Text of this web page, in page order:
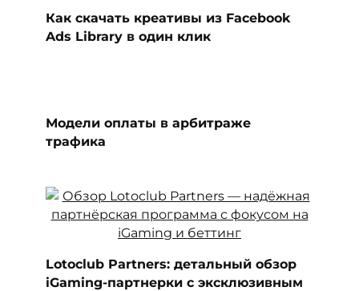
Как скачать креативы из Facebook
Ads Library в один клик
Модели оплаты в арбитраже
трафика
Lotoclub Partners: детальный обзор
iGaming-партнерки с эксклюзивным